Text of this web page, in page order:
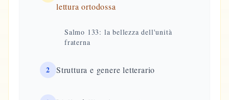
lettura ortodossa
Salmo 133: la bellezza dell'unità
fraterna
2 Struttura e genere letterario